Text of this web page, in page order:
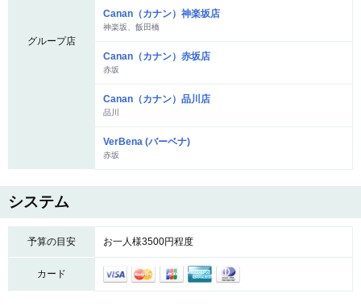
グループ店
Canan（カナン）神楽坂店
神楽坂、飯田橋
Canan（カナン）赤坂店
赤坂
Canan（カナン）品川店
品川
VerBena (バーベナ)
赤坂
システム
予算の目安 お一人様3500円程度
カード